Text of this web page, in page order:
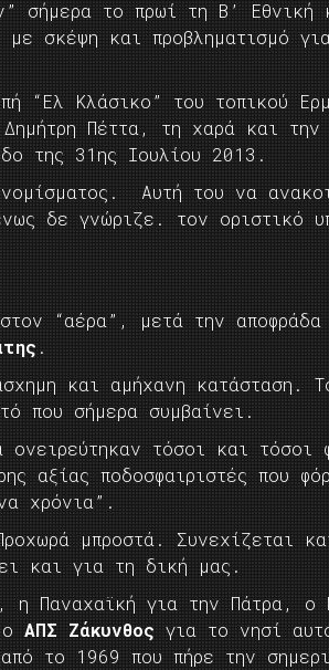
σήμερα το πρωί τη Β’ Εθνική
σκέψη και προβληματισμό
“Ελ Κλάσικο” του τοπικού
Πέττα, τη χαρά και
της 31ης Ιουλίου 2013.
Αυτή του να
δε γνώριζε. τον οριστικό
“αέρα”, μετά την αποφράδα
.
και αμήχανη κατάσταση.
που σήμερα συμβαίνει.
τόσοι και τόσοι
αξίας ποδοσφαιριστές που
χρόνια”.
μπροστά. Συνεχίζεται
και για τη δική μας.
η Παναχαϊκή για την Πάτρα, ο
ΑΠΣ Ζάκυνθος για το νησί
το 1969 που πήρε την